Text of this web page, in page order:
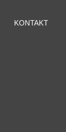
KONTAKT